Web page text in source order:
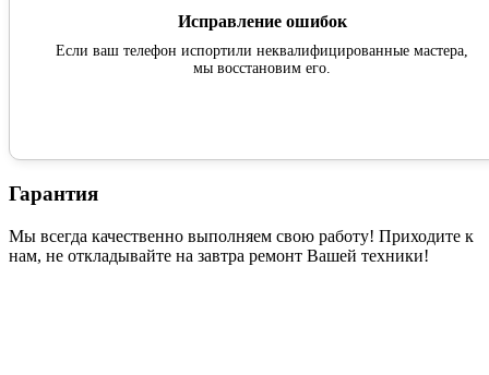
Исправление ошибок
Если ваш телефон испортили неквалифицированные мастера,
мы восстановим его.
Гарантия
Мы всегда качественно выполняем свою работу! Приходите к
нам, не откладывайте на завтра ремонт Вашей техники!